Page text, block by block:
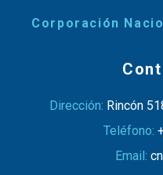
Corporación
Dirección: Rincón
Teléfono:
Email: